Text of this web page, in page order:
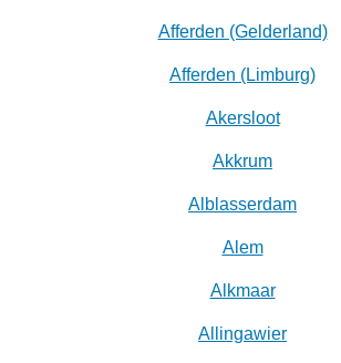
Afferden (Gelderland)
Afferden (Limburg)
Akersloot
Akkrum
Alblasserdam
Alem
Alkmaar
Allingawier